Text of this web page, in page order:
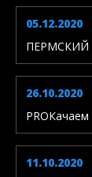
05.12.2020
ПЕРМСКИЙ
26.10.2020
11.10.2020